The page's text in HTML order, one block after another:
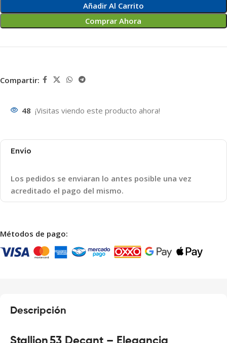
Añadir Al Carrito
Comprar Ahora
Compartir:
48 ¡Visitas viendo este producto ahora!
Envío
Los pedidos se enviaran lo antes posible una vez
acreditado el pago del mismo.
Métodos de pago:
Descripción